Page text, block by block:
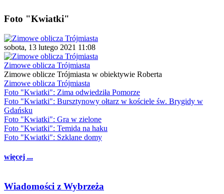
Foto "Kwiatki"
sobota, 13 lutego 2021 11:08
Zimowe oblicza Trójmiasta
Zimowe oblicze Trójmiasta w obiektywie Roberta
Zimowe oblicza Trójmiasta
Foto "Kwiatki": Zima odwiedziła Pomorze
Foto "Kwiatki": Bursztynowy ołtarz w kościele św. Brygidy w
Gdańsku
Foto "Kwiatki": Gra w zielone
Foto "Kwiatki": Temida na haku
Foto "Kwiatki": Szklane domy
więcej ...
Wiadomości z Wybrzeża